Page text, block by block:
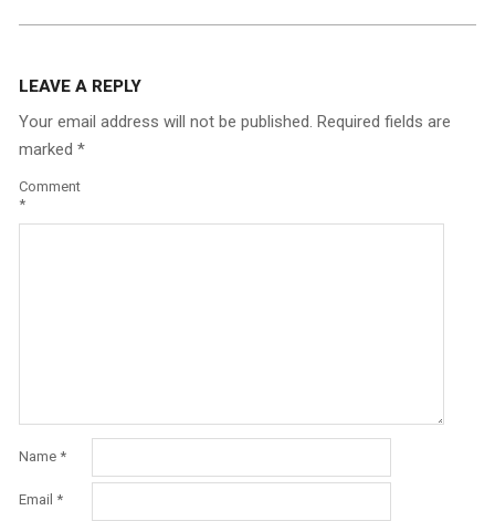
LEAVE A REPLY
Your email address will not be published. Required fields are
marked *
Comment
*
Name *
Email *